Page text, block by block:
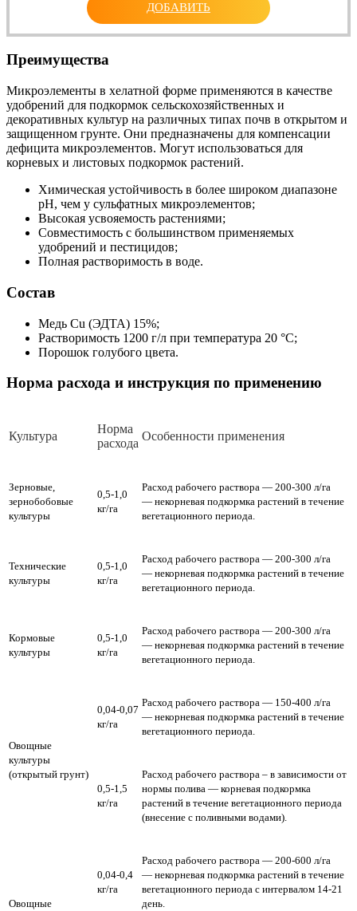
ДОБАВИТЬ
Преимущества
Микроэлементы в хелатной форме применяются в качестве
удобрений для подкормок сельскохозяйственных и
декоративных культур на различных типах почв в открытом и
защищенном грунте. Они предназначены для компенсации
дефицита микроэлементов. Могут использоваться для
корневых и листовых подкормок растений.
Химическая устойчивость в более широком диапазоне
рН, чем у сульфатных микроэлементов;
Высокая усвояемость растениями;
Совместимость с большинством применяемых
удобрений и пестицидов;
Полная растворимость в воде.
Состав
Медь Cu (ЭДТА) 15%;
Растворимость 1200 г/л при температура 20 °С;
Порошок голубого цвета.
Норма расхода и инструкция по применению
Культура
Норма
расхода
Особенности применения
Зерновые,
зернобобовые
культуры
0,5-1,0
кг/га
Расход рабочего раствора — 200-300 л/га
— некорневая подкормка растений в течение
вегетационного периода.
Технические
культуры
0,5-1,0
кг/га
Расход рабочего раствора — 200-300 л/га
— некорневая подкормка растений в течение
вегетационного периода.
Кормовые
культуры
0,5-1,0
кг/га
Расход рабочего раствора — 200-300 л/га
— некорневая подкормка растений в течение
вегетационного периода.
Овощные
культуры
(открытый грунт)
0,04-0,07
кг/га
Расход рабочего раствора — 150-400 л/га
— некорневая подкормка растений в течение
вегетационного периода.
0,5-1,5
кг/га
Расход рабочего раствора – в зависимости от
нормы полива — корневая подкормка
растений в течение вегетационного периода
(внесение с поливными водами).
Овощные
0,04-0,4
кг/га
Расход рабочего раствора — 200-600 л/га
— некорневая подкормка растений в течение
вегетационного периода с интервалом 14-21
день.